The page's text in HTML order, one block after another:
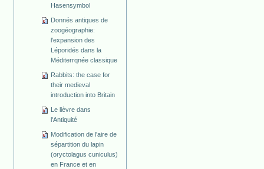
Hasensymbol
Donnés antiques de
zoogéographie:
l'expansion des
Léporidés dans la
Méditerrqnée classique
Rabbits: the case for
their medieval
introduction into Britain
Le lièvre dans
l'Antiquité
Modification de l'aire de
sépartition du lapin
(oryctolagus cuniculus)
en France et en